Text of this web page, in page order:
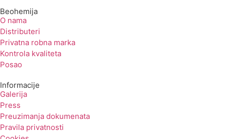
Beohemija
O nama
Distributeri
Privatna robna marka
Kontrola kvaliteta
Posao
Informacije
Galerija
Press
Preuzimanja dokumenata
Pravila privatnosti